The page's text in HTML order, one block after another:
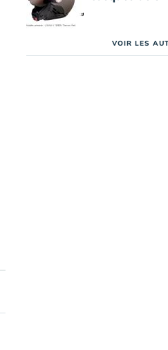
VOIR LES